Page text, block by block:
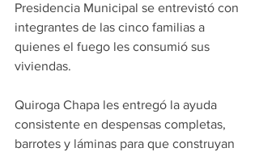
Presidencia Municipal se entrevistó con
integrantes de las cinco familias a
quienes el fuego les consumió sus
viviendas.
Quiroga Chapa les entregó la ayuda
consistente en despensas completas,
barrotes y láminas para que construyan